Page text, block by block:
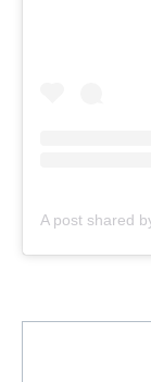
A post shared